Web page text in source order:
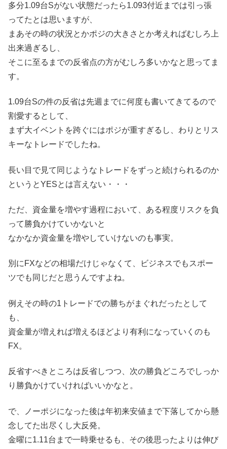
多分1.09台Sがない状態だったら1.093付近までは引っ張
ってたとは思いますが、
まあその時の状況とかポジの大きさとか考えればむしろ上
出来過ぎるし、
そこに至るまでの反省点の方がむしろ多いかなと思ってま
す。
1.09台Sの件の反省は先週までに何度も書いてきてるので
割愛するとして、
まず大イベントを跨ぐにはポジが重すぎるし、わりとリス
キーなトレードでしたね。
長い目で見て同じようなトレードをずっと続けられるのか
というとYESとは言えない・・・
ただ、資金量を増やす過程において、ある程度リスクを負
って勝負かけていかないと
なかなか資金量を増やしていけないのも事実。
別にFXなどの相場だけじゃなくて、ビジネスでもスポー
ツでも同じだと思うんですよね。
例えその時の1トレードでの勝ちがまぐれだったとして
も、
資金量が増えれば増えるほどより有利になっていくのも
FX。
反省すべきところは反省しつつ、次の勝負どころでしっか
り勝負かけていければいいかなと。
で、ノーポジになった後は年初来安値まで下落してから懸
念してた出尽くし大反発。
金曜に1.11台まで一時乗せるも、その後思ったよりは伸び